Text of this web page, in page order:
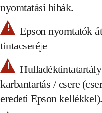
nyomtatási hibák.
!
Epson nyomtatók
tintacseréje
!
Hulladéktintatartály
karbantartás / csere
eredeti Epson kellékkel).